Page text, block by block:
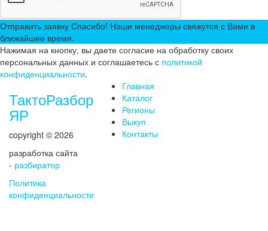
Отправить заявку Спасибо! Наши менеджеры свяжутся с Вами в
ближайшее время.
Нажимая на кнопку, вы даете согласие на обработку своих
персональных данных и соглашаетесь с политикой
конфиденциальности.
ТактоРазбор
ЯР
copyright © 2026
разработка сайта
- разбиратор
Политика
конфиденциальности
Главная
Каталог
Регионы
Выкуп
Контакты